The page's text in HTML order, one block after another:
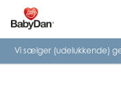
Vi sælger (udelukkende)